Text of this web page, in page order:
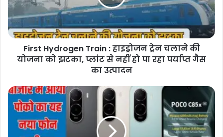
ट्रेन
चलाने
की
योजना
झटका,
नहीं
पर्याप्त
First Hydrogen Train : हाइड्रोजन ट्रेन चलाने की
योजना को झटका, प्लांट से नहीं हो पा रहा पर्याप्त गैस
का उत्पादन
POCO
C85x
Phone